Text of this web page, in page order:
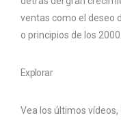
ventas como el deseo
o principios de los 2000.
Explorar
Vea los últimos